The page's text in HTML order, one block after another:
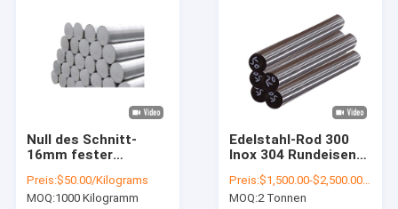
Null des Schnitt-
16mm fester
Körper-des
Rundeisen-Din1.1191
Preis:$50.00/Kilograms
MOQ:1000 Kilogramm
Edelstahl-Rod 300
Inox 304 Rundeisen
20mm
Preis:$1,500.00-$2,500.00/Ton
MOQ:2 Tonnen